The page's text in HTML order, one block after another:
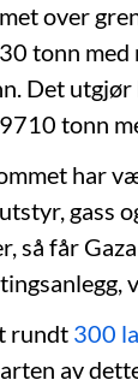
over
tonn med
Det utgjør
tonn
har
gass
så får
rundt 300
av